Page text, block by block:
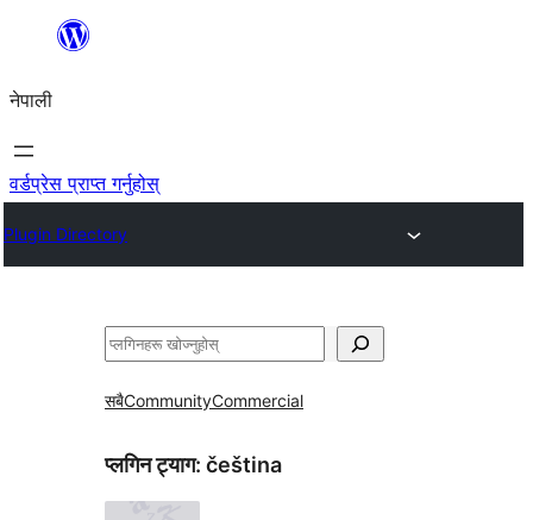
सामग्रीमा
नेपाली
वर्डप्रेस प्राप्त गर्नुहोस्
Plugin Directory
खोज्नुहोस्
सबैCommunityCommercial
प्लगिन ट्याग: čeština